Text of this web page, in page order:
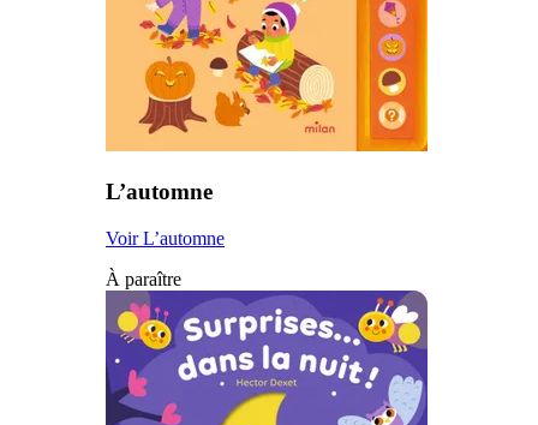
L’automne
Voir L’automne
À paraître